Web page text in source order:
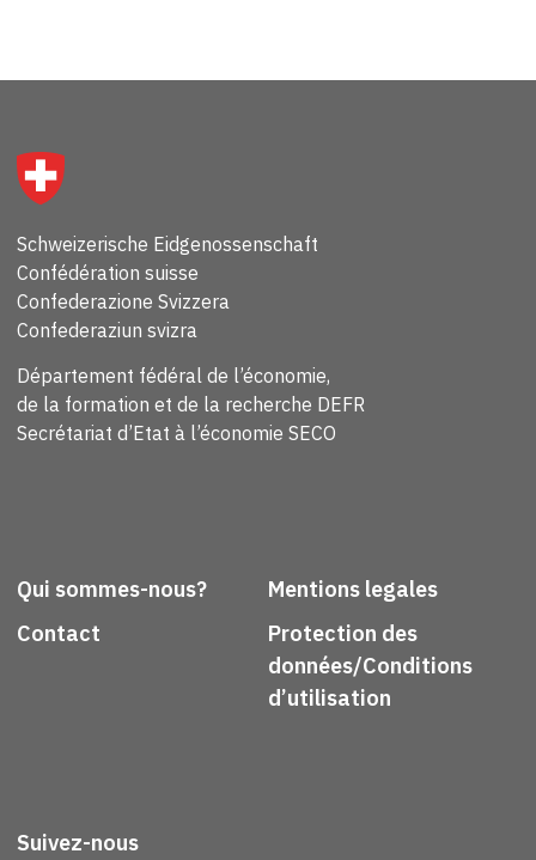
Schweizerische Eidgenossenschaft
Confédération suisse
Confederazione Svizzera
Confederaziun svizra
Département fédéral de l’économie,
de la formation et de la recherche DEFR
Secrétariat d’Etat à l’économie SECO
Qui sommes-nous?
Contact
Mentions legales
Protection des
données/Conditions
d’utilisation
Suivez-nous